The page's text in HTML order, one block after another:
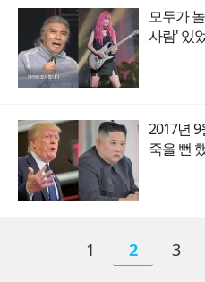
모두가
사람' 있
2017년
죽을 뻔
1 2 3